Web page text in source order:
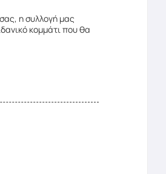
η συλλογή μας
κομμάτι που θα